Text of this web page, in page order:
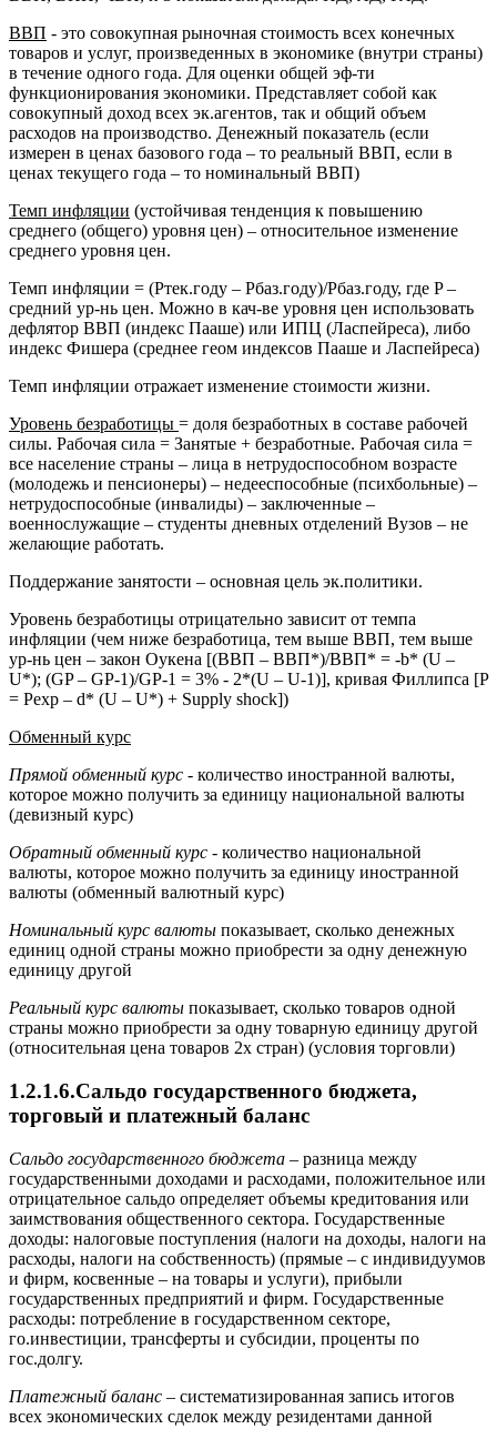
ВВП - это совокупная рыночная стоимость всех конечных
товаров и услуг, произведенных в экономике (внутри страны)
в течение одного года. Для оценки общей эф-ти
функционирования экономики. Представляет собой как
совокупный доход всех эк.агентов, так и общий объем
расходов на производство. Денежный показатель (если
измерен в ценах базового года – то реальный ВВП, если в
ценах текущего года – то номинальный ВВП)
Темп инфляции (устойчивая тенденция к повышению
среднего (общего) уровня цен) – относительное изменение
среднего уровня цен.
Темп инфляции = (Pтек.году – Pбаз.году)/Pбаз.году, где P –
средний ур-нь цен. Можно в кач-ве уровня цен использовать
дефлятор ВВП (индекс Пааше) или ИПЦ (Ласпейреса), либо
индекс Фишера (среднее геом индексов Пааше и Ласпейреса)
Темп инфляции отражает изменение стоимости жизни.
Уровень безработицы = доля безработных в составе рабочей
силы. Рабочая сила = Занятые + безработные. Рабочая сила =
все население страны – лица в нетрудоспособном возрасте
(молодежь и пенсионеры) – недееспособные (психбольные) –
нетрудоспособные (инвалиды) – заключенные –
военнослужащие – студенты дневных отделений Вузов – не
желающие работать.
Поддержание занятости – основная цель эк.политики.
Уровень безработицы отрицательно зависит от темпа
инфляции (чем ниже безработица, тем выше ВВП, тем выше
ур-нь цен – закон Оукена [(ВВП – ВВП*)/ВВП* = -b* (U –
U*); (GP – GP-1)/GP-1 = 3% - 2*(U – U-1)], кривая Филлипса [P
= Pexp – d* (U – U*) + Supply shock])
Обменный курс
Прямой обменный курс - количество иностранной валюты,
которое можно получить за единицу национальной валюты
(девизный курс)
Обратный обменный курс - количество национальной
валюты, которое можно получить за единицу иностранной
валюты (обменный валютный курс)
Номинальный курс валюты показывает, сколько денежных
единиц одной страны можно приобрести за одну денежную
единицу другой
Реальный курс валюты показывает, сколько товаров одной
страны можно приобрести за одну товарную единицу другой
(относительная цена товаров 2х стран) (условия торговли)
1.2.1.6.Сальдо государственного бюджета,
торговый и платежный баланс
Сальдо государственного бюджета – разница между
государственными доходами и расходами, положительное или
отрицательное сальдо определяет объемы кредитования или
заимствования общественного сектора. Государственные
доходы: налоговые поступления (налоги на доходы, налоги на
расходы, налоги на собственность) (прямые – с индивидуумов
и фирм, косвенные – на товары и услуги), прибыли
государственных предприятий и фирм. Государственные
расходы: потребление в государственном секторе,
го.инвестиции, трансферты и субсидии, проценты по
гос.долгу.
Платежный баланс – систематизированная запись итогов
всех экономических сделок между резидентами данной